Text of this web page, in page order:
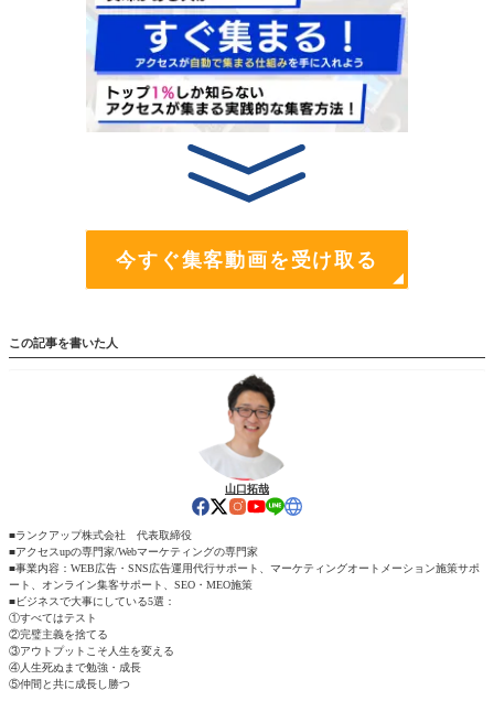
今すぐ集客動画を受け取る
この記事を書いた人
山口拓哉
■ランクアップ株式会社 代表取締役
■アクセスupの専門家/Webマーケティングの専門家
■事業内容：WEB広告・SNS広告運用代行サポート、マーケティングオートメーション施策サポ
ート、オンライン集客サポート、SEO・MEO施策
■ビジネスで大事にしている5選：
①すべてはテスト
②完璧主義を捨てる
③アウトプットこそ人生を変える
④人生死ぬまで勉強・成長
⑤仲間と共に成長し勝つ